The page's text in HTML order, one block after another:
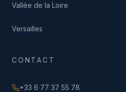
Vallée de la Loire
Versailles
CONTACT
+33 6 77 37 55 78